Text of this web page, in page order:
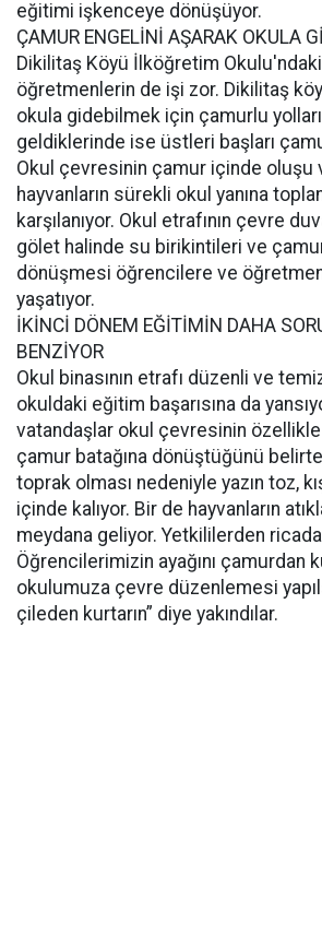
eğitimi işkenceye dönüşüyor.
ÇAMUR ENGELİNİ AŞARAK OKULA
Dikilitaş Köyü İlköğretim
öğretmenlerin de işi zor. Dikilitaş
okula gidebilmek için çamurlu yolları
geldiklerinde ise üstleri başları
Okul çevresinin çamur içinde oluşu
hayvanların sürekli okul yanına
karşılanıyor. Okul etrafının çevre
gölet halinde su birikintileri ve
dönüşmesi öğrencilere ve
yaşatıyor.
İKİNCİ DÖNEM EĞİTİMİN DAHA
BENZİYOR
Okul binasının etrafı düzenli ve
okuldaki eğitim başarısına da
vatandaşlar okul çevresinin özellikle
çamur batağına dönüştüğünü
toprak olması nedeniyle yazın toz,
içinde kalıyor. Bir de hayvanların
meydana geliyor. Yetkililerden
Öğrencilerimizin ayağını çamurdan
okulumuza çevre düzenlemesi
çileden kurtarın” diye yakındılar.